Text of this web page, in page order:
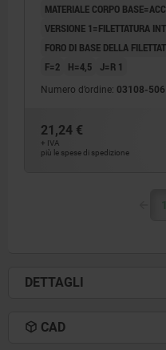
MATERIALE CORPO
VERSIONE 1=FILETTATURA
FORO DI BASE DELLA
F=2
H=4,5 J=R 1
Numero d’ordine: 03108-506
21,24 €
+ IVA
più le spese di spedizione
1
DETTAGLI
CAD